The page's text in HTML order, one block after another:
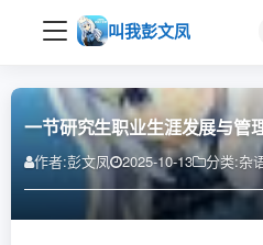
叫我彭文凤
一节研究生职业生涯发展与管
作者:彭文凤 2025-10-13 分类:杂